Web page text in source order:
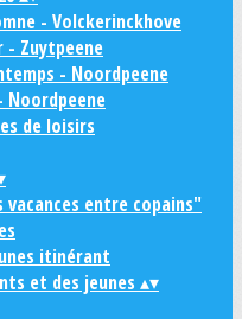
- Volckerinckhove
- Zuytpeene
- Noordpeene
de loisirs
vacances entre copains"
itinérant
et des jeunes ▴▾